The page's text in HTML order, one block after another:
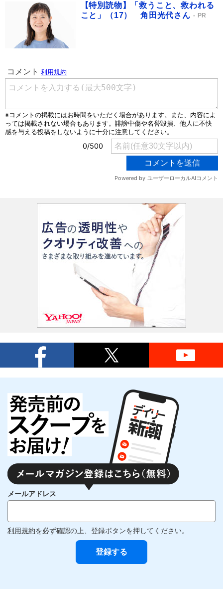
【特別読物】「救うこと、救われる
こと」（17） 角田光代さん
PR
メールアドレス
利用規約を必ず確認の上、登録ボタンを押してください。